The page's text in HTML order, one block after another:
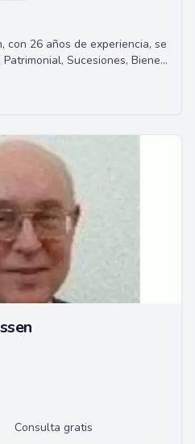
con 26 años de experiencia, se
Sucesiones, Bienes
legales especializados
Consulta gratis